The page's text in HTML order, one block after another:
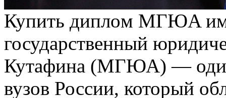
Купить диплoм МГЮA
государственный
Кутафина (МГЮА) —
вузов России, который